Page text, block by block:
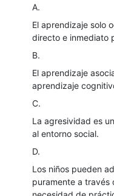
A.
El aprendizaje solo
directo e inmediato
B.
El aprendizaje
aprendizaje
C.
La agresividad es
al entorno social.
D.
Los niños pueden
puramente a través